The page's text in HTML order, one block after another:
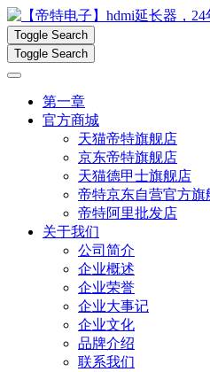
Toggle Search
Toggle Search
第一章
官方商城
天猫帝特旗舰店
京东帝特旗舰店
天猫德甲士旗舰店
帝特京东自营官方旗
帝特阿里批发店
关于我们
公司简介
企业概述
企业荣誉
企业大事记
企业文化
品牌介绍
联系我们